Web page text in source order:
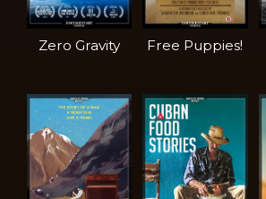
Zero Gravity Free Puppies!